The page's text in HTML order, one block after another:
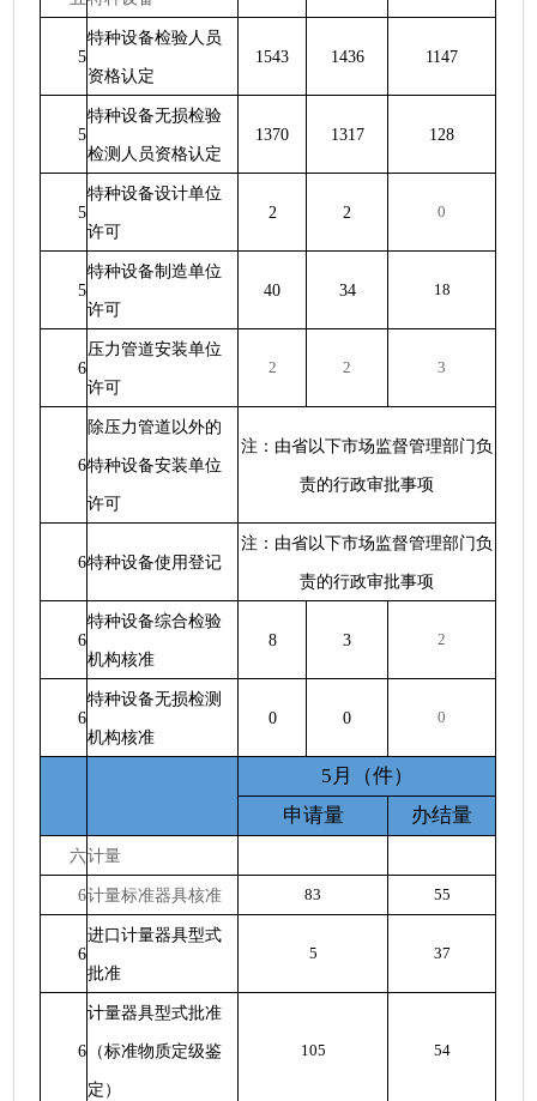
5
特种设备检验人员
资格认定
1543 1436 1147
5
特种设备无损检验
检测人员资格认定
1370 1317 128
5
特种设备设计单位
许可
2 2 0
5
特种设备制造单位
许可
40 34 18
6
压力管道安装单位
许可
2 2 3
6
除压力管道以外的
特种设备安装单位
许可
注：由省以下市场监督管理部门负
责的行政审批事项
6特种设备使用登记
注：由省以下市场监督管理部门负
责的行政审批事项
6
特种设备综合检验
机构核准
8 3 2
6
特种设备无损检测
机构核准
0 0 0
5月（件）
申请量
办结量
六计量
6计量标准器具核准 83 55
6
进口计量器具型式
批准
5 37
6
计量器具型式批准
（标准物质定级鉴
定）
105 54